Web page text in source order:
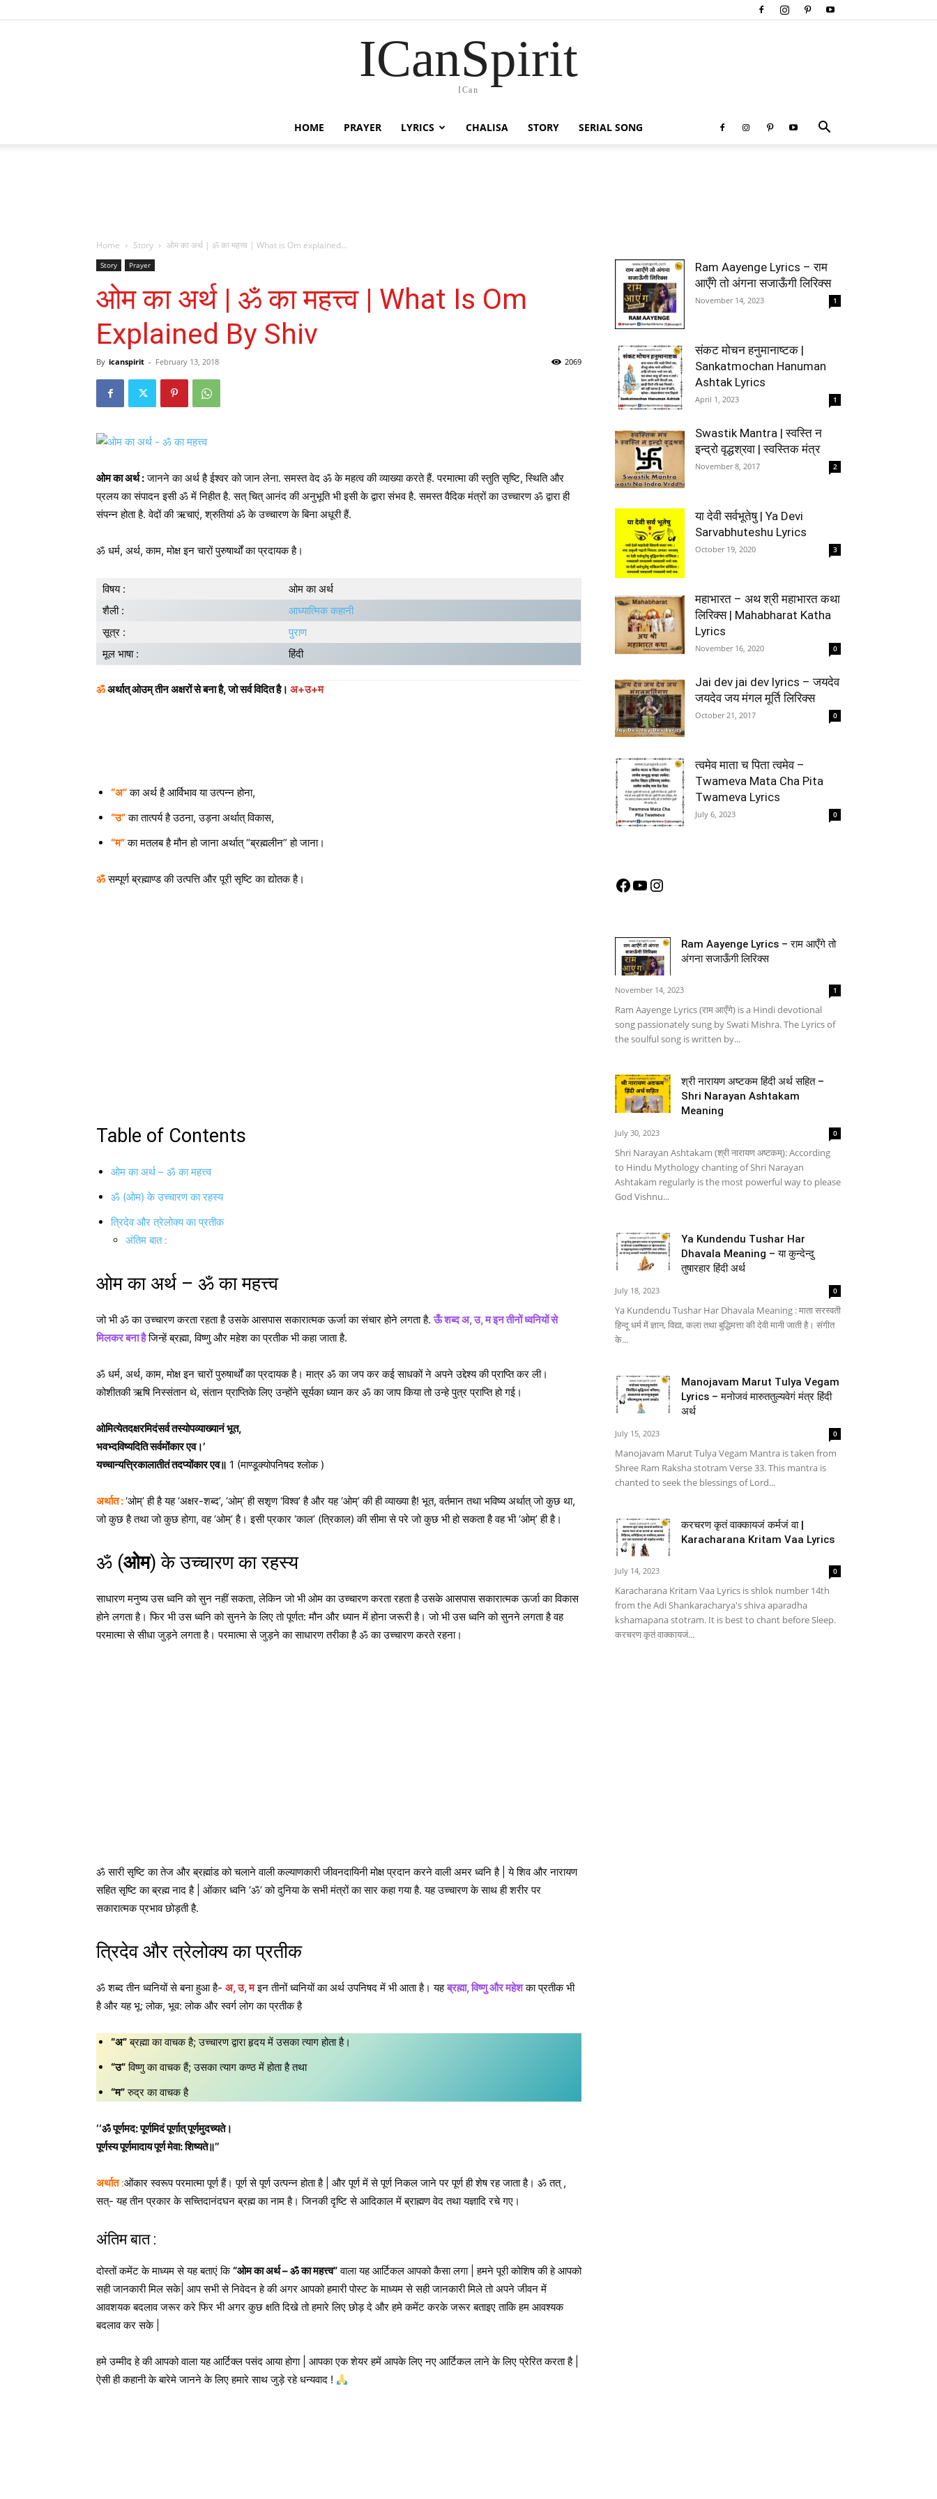
ICanSpirit
ICan
HOME PRAYER LYRICS CHALISA STORY SERIAL SONG
Home Story ओम का अर्थ | ॐ का महत्त्व | What is Om explained...
Story Prayer
ओम का अर्थ | ॐ का महत्त्व | What Is Om
Explained By Shiv
By icanspirit - February 13, 2018 2069
ओम का अर्थ :जानने का अर्थ है ईश्वर को जान लेना. समस्त वेद ॐ के महत्व की व्याख्या करते हैं. परमात्मा की स्तुति सृष्टि, स्थिति और
प्रलय का संपादन इसी ॐ में निहीत है. सत्‌ चित्‌ आनंद की अनुभूति भी इसी के द्वारा संभव है. समस्त वैदिक मंत्रों का उच्चारण ॐ द्वारा ही
संपन्न होता है. वेदों की ऋचाएं, श्रुतियां ॐ के उच्चारण के बिना अधूरी हैं.
ॐ धर्म, अर्थ, काम, मोक्ष इन चारों पुरुषार्थों का प्रदायक है।
विषय :
ओम का अर्थ
शैली :
आध्यात्मिक कहानी
सूत्र :
पुराण
मूल भाषा :
हिंदी
ॐअर्थात् ओउम् तीन अक्षरों से बना है, जो सर्व विदित है। अ+उ+म
“अ”का अर्थ है आर्विभाव या उत्पन्न होना,
“उ”का तात्पर्य है उठना, उड़ना अर्थात् विकास,
“म”का मतलब है मौन हो जाना अर्थात् “ब्रह्मलीन” हो जाना।
ॐसम्पूर्ण ब्रह्माण्ड की उत्पत्ति और पूरी सृष्टि का द्योतक है।
Table of Contents
ओम का अर्थ – ॐ का महत्त्व
ॐ (ओम) के उच्चारण का रहस्य
त्रिदेव और त्रेलोक्य का प्रतीक
अंतिम बात :
ओम का अर्थ – ॐ का महत्त्व
जो भी ॐ का उच्चारण करता रहता है उसके आसपास सकारात्मक ऊर्जा का संचार होने लगता है.ऊँ शब्द अ, उ, म इन तीनों ध्वनियों से
मिलकर बना हैजिन्हें ब्रह्मा, विष्णु और महेश का प्रतीक भी कहा जाता है.
ॐ धर्म, अर्थ, काम, मोक्ष इन चारों पुरुषार्थों का प्रदायक है। मात्र ॐ का जप कर कई साधकों ने अपने उद्देश्य की प्राप्ति कर ली।
कोशीतकी ऋषि निस्संतान थे, संतान प्राप्तिके लिए उन्होंने सूर्यका ध्यान कर ॐ का जाप किया तो उन्हे पुत्र प्राप्ति हो गई।
ओमित्येतदक्षरमिदंसर्व तस्योपव्याख्यानं भूत,
भवभ्दविष्यदिति सर्वमोंंकार एव।’
यच्चान्यत्त्रिकालातीतं तदप्योंकार एव॥ 1 (माण्डूक्योपनिषद श्लोक )
अर्थात :‘ओम्’ ही है यह ‘अक्षर-शब्द’, ‘ओम्’ ही सशृण ‘विश्व’ है और यह ‘ओम्’ की ही व्याख्या है! भूत, वर्तमान तथा भविष्य अर्थात् जो कुछ था,
जो कुछ है तथा जो कुछ होगा, वह ‘ओम्’ है। इसी प्रकार ‘काल’ (त्रिकाल) की सीमा से परे जो कुछ भी हो सकता है वह भी ‘ओम्’ ही है।
ॐ (ओम) के उच्चारण का रहस्य
साधारण मनुष्य उस ध्वनि को सुन नहीं सकता, लेकिन जो भी ओम का उच्चारण करता रहता है उसके आसपास सकारात्मक ऊर्जा का विकास
होने लगता है। फिर भी उस ध्वनि को सुनने के लिए तो पूर्णत: मौन और ध्यान में होना जरूरी है। जो भी उस ध्वनि को सुनने लगता है वह
परमात्मा से सीधा जुड़ने लगता है। परमात्मा से जुड़ने का साधारण तरीका है ॐ का उच्चारण करते रहना।
ॐ सारी सृष्टि का तेज और ब्रह्मांड को चलाने वाली कल्याणकारी जीवनदायिनी मोक्ष प्रदान करने वाली अमर ध्वनि है | ये शिव और नारायण
सहित सृष्टि का ब्रह्म नाद है | ओंकार ध्वनि ‘ॐ’ को दुनिया के सभी मंत्रों का सार कहा गया है. यह उच्चारण के साथ ही शरीर पर
सकारात्मक प्रभाव छोड़ती है.
त्रिदेव और त्रेलोक्य का प्रतीक
ॐ शब्द तीन ध्वनियों से बना हुआ है- अ, उ, मइन तीनों ध्वनियों का अर्थ उपनिषद में भी आता है। यहब्रह्मा, विष्णु और महेशका प्रतीक भी
है और यह भू: लोक, भूव: लोक और स्वर्ग लोग का प्रतीक है
“अ”ब्रह्मा का वाचक है; उच्चारण द्वारा हृदय में उसका त्याग होता है।
“उ”विष्णु का वाचक हैं; उसका त्याग कण्ठ में होता है तथा
“म”रुद्र का वाचक है
‘‘ॐ पूर्णमद: पूर्णमिदं पूर्णात् पूर्णमुदच्यते।
पूर्णस्य पूर्णमादाय पूर्ण मेवा: शिष्यते॥’’
अर्थात:ओंकार स्वरूप परमात्मा पूर्ण हैं। पूर्ण से पूर्ण उत्पन्न होता है | और पूर्ण में से पूर्ण निकल जाने पर पूर्ण ही शेष रह जाता है। ॐ तत् ,
सत्- यह तीन प्रकार के सच्तिदानंदघन ब्रह्म का नाम है। जिनकी दृष्टि से आदिकाल में ब्राह्मण वेद तथा यज्ञादि रचे गए।
अंतिम बात :
दोस्तों कमेंट के माध्यम से यह बताएं कि“ओम का अर्थ – ॐ का महत्त्व”वाला यह आर्टिकल आपको कैसा लगा | हमने पूरी कोशिष की हे आपको
सही जानकारी मिल सके| आप सभी से निवेदन हे की अगर आपको हमारी पोस्ट के माध्यम से सही जानकारी मिले तो अपने जीवन में
आवशयक बदलाव जरूर करे फिर भी अगर कुछ क्षति दिखे तो हमारे लिए छोड़ दे और हमे कमेंट करके जरूर बताइए ताकि हम आवश्यक
बदलाव कर सके |
हमे उम्मीद हे की आपको वाला यह आर्टिक्ल पसंद आया होगा | आपका एक शेयर हमें आपके लिए नए आर्टिकल लाने के लिए प्रेरित करता है |
ऐसी ही कहानी के बारेमे जानने के लिए हमारे साथ जुड़े रहे धन्यवाद !
Ram Aayenge Lyrics – राम
आएँगे तो अंगना सजाऊँगी लिरिक्स
November 14, 2023 1
संकट मोचन हनुमानाष्टक |
Sankatmochan Hanuman
Ashtak Lyrics
April 1, 2023 1
Swastik Mantra | स्वस्ति न
इन्द्रो वृद्धश्रवा | स्वस्तिक मंत्र
November 8, 2017 2
या देवी सर्वभूतेषु | Ya Devi
Sarvabhuteshu Lyrics
October 19, 2020 3
महाभारत – अथ श्री महाभारत कथा
लिरिक्स | Mahabharat Katha
Lyrics
November 16, 2020 0
Jai dev jai dev lyrics – जयदेव
जयदेव जय मंगल मूर्ति लिरिक्स
October 21, 2017 0
त्वमेव माता च पिता त्वमेव –
Twameva Mata Cha Pita
Twameva Lyrics
July 6, 2023 0
Facebook
YouTube
Instagram
Ram Aayenge Lyrics – राम आएँगे तो
अंगना सजाऊँगी लिरिक्स
November 14, 2023 1
Ram Aayenge Lyrics (राम आएँगे) is a Hindi devotional
song passionately sung by Swati Mishra. The Lyrics of
the soulful song is written by...
श्री नारायण अष्टकम हिंदी अर्थ सहित –
Shri Narayan Ashtakam
Meaning
July 30, 2023 0
Shri Narayan Ashtakam (श्री नारायण अष्टकम्): According
to Hindu Mythology chanting of Shri Narayan
Ashtakam regularly is the most powerful way to please
God Vishnu...
Ya Kundendu Tushar Har
Dhavala Meaning – या कुन्देन्दु
तुषारहार हिंदी अर्थ
July 18, 2023 0
Ya Kundendu Tushar Har Dhavala Meaning : माता सरस्वती
हिन्दू धर्म में ज्ञान, विद्या, कला तथा बुद्धिमत्ता की देवी मानी जाती है। संगीत
के...
Manojavam Marut Tulya Vegam
Lyrics – मनोजवं मारुततुल्यवेगं मंत्र हिंदी
अर्थ
July 15, 2023 0
Manojavam Marut Tulya Vegam Mantra is taken from
Shree Ram Raksha stotram Verse 33. This mantra is
chanted to seek the blessings of Lord...
करचरण कृतं वाक्कायजं कर्मजं वा |
Karacharana Kritam Vaa Lyrics
July 14, 2023 0
Karacharana Kritam Vaa Lyrics is shlok number 14th
from the Adi Shankaracharya's shiva aparadha
kshamapana stotram. It is best to chant before Sleep.
करचरण कृतं वाक्कायजं...